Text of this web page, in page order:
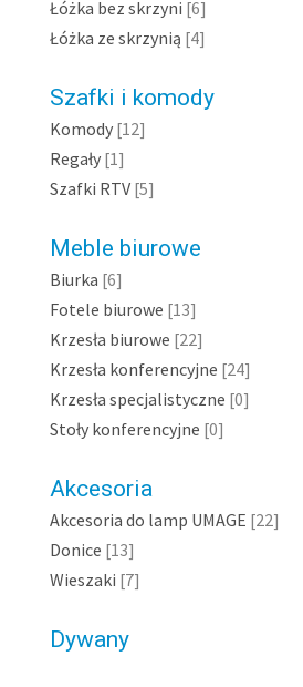
Łóżka bez skrzyni [6]
Łóżka ze skrzynią [4]
Szafki i komody
Komody [12]
Regały [1]
Szafki RTV [5]
Meble biurowe
Biurka [6]
Fotele biurowe [13]
Krzesła biurowe [22]
Krzesła konferencyjne [24]
Krzesła specjalistyczne [0]
Stoły konferencyjne [0]
Akcesoria
Akcesoria do lamp UMAGE [22]
Donice [13]
Wieszaki [7]
Dywany